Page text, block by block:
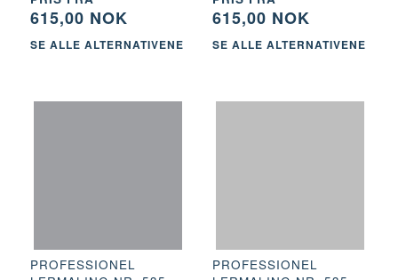
615,00 NOK
SE ALLE ALTERNATIVENE
615,00 NOK
SE ALLE ALTERNATIVENE
PROFESSIONEL
PROFESSIONEL